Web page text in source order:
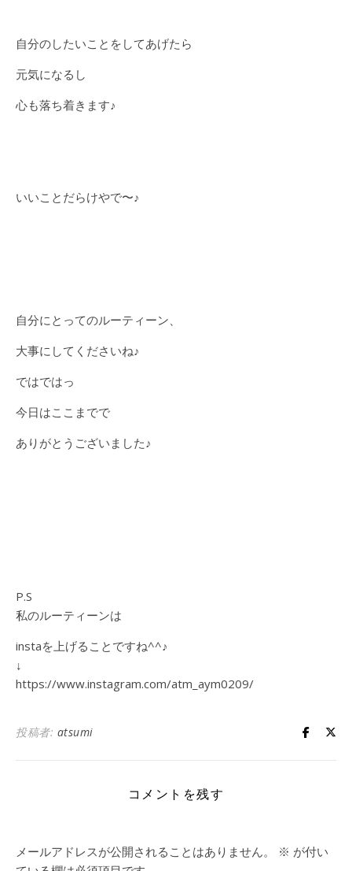
自分のしたいことをしてあげたら
元気になるし
心も落ち着きます♪
いいことだらけやで〜♪
自分にとってのルーティーン、
大事にしてくださいね♪
ではではっ
今日はここまでで
ありがとうございました♪
P.S
私のルーティーンは
instaを上げることですね^^♪
↓
https://www.instagram.com/atm_aym0209/
投稿者: atsumi
コメントを残す
メールアドレスが公開されることはありません。 ※ が付い